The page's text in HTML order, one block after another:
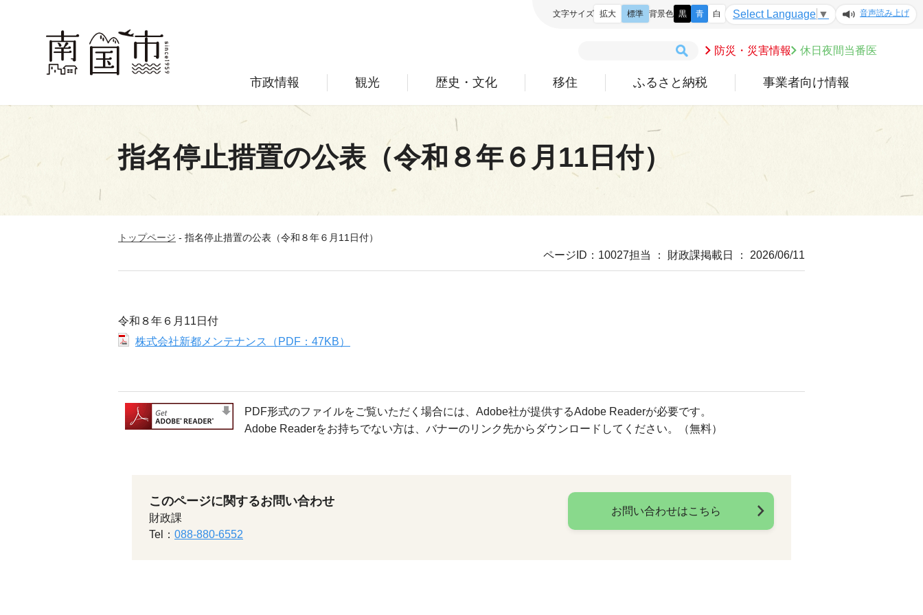
防災・災害情報 休日夜間当番医
市政情報 観光 歴史・文化 移住 ふるさと納税 事業者向け情報
文字サイズ 拡大 標準 背景色 黒 青 白 Select Language ▼ 音声読み上げ
指名停止措置の公表（令和８年６月11日付）
トップページ - 指名停止措置の公表（令和８年６月11日付）
ページID：10027担当 ： 財政課掲載日 ： 2026/06/11
令和８年６月11日付
株式会社新都メンテナンス（PDF：47KB）
PDF形式のファイルをご覧いただく場合には、Adobe社が提供するAdobe Readerが必要です。
Adobe Readerをお持ちでない方は、バナーのリンク先からダウンロードしてください。（無料）
このページに関するお問い合わせ
財政課
Tel： 088-880-6552
お問い合わせはこちら